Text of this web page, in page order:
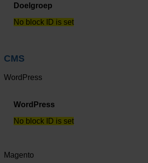
Doelgroep
No block ID is set
CMS
WordPress
WordPress
No block ID is set
Magento